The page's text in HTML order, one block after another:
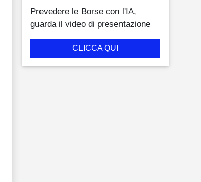
Prevedere le Borse con l'IA,
guarda il video di presentazione
CLICCA QUI